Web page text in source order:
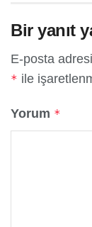
Bir yanıt
E-posta
* ile
Yorum *